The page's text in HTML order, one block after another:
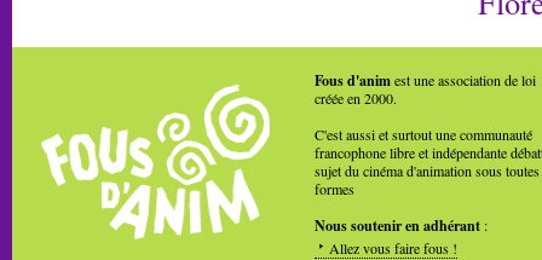
Fous d'animest une association de loi
créée en 2000.
C'est aussi et surtout une communauté
francophone libre et indépendante
sujet du cinéma d'animation sous toutes
formes
Nous soutenir en adhérant :
Allez vous faire fous !